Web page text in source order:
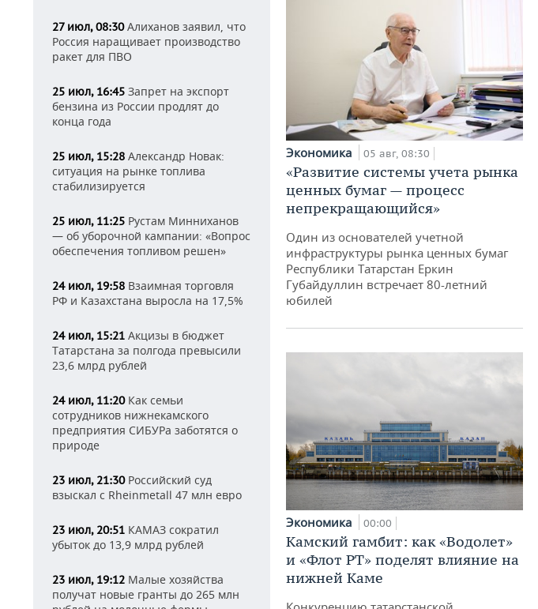
27 июл, 08:30Алиханов заявил, что
Россия наращивает производство
ракет для ПВО
25 июл, 16:45 Запрет на экспорт
бензина из России продлят до
конца года
25 июл, 15:28 Александр Новак:
ситуация на рынке топлива
стабилизируется
25 июл, 11:25 Рустам Минниханов
— об уборочной кампании: «Вопрос
обеспечения топливом решен»
24 июл, 19:58 Взаимная торговля
РФ и Казахстана выросла на 17,5%
24 июл, 15:21 Акцизы в бюджет
Татарстана за полгода превысили
23,6 млрд рублей
24 июл, 11:20Как семьи
сотрудников нижнекамского
предприятия СИБУРа заботятся о
природе
23 июл, 21:30Российский суд
взыскал с Rheinmetall 47 млн евро
23 июл, 20:51 КАМАЗ сократил
убыток до 13,9 млрд рублей
23 июл, 19:12 Малые хозяйства
получат новые гранты до 265 млн
Экономика 05 авг, 08:30
«Развитие системы учета рынка
ценных бумаг — процесс
непрекращающийся»
Один из основателей учетной
инфраструктуры рынка ценных бумаг
Республики Татарстан Еркин
Губайдуллин встречает 80-летний
юбилей
Экономика 00:00
Камский гамбит: как «Водолет»
и «Флот РТ» поделят влияние на
нижней Каме